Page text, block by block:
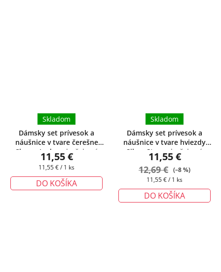
Dámsky set prívesok a
náušnice v tvare čerešne
Cherry Lady+ darčeková
krabička zadarmo
Skladom
11,55 €
Jednotková
cena:
11,55 € / 1 ks
DO KOŠÍKA
Dámsky set prívesok a
náušnice v tvare hviezdy
Silver Star + darčeková
krabička zadarmo
Skladom
11,55 €
12,69 €
(–8 %)
Jednotková
cena:
11,55 € / 1 ks
DO KOŠÍKA